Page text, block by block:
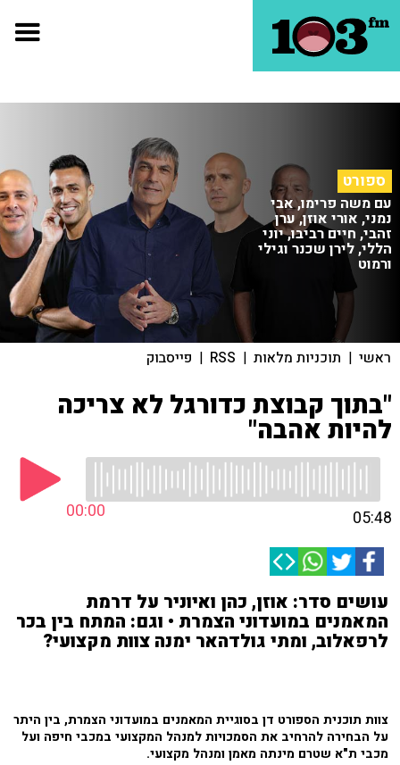
ספורט
עם משה פרימו, אבי
נמני, אורי אוזן, ערן
זהבי, חיים רביבו, יוני
הללי, לירן שכנר וגילי
ורמוט
ראשי | תוכניות מלאות |
RSS
| פייסבוק
"בתוך קבוצת כדורגל לא צריכה
להיות אהבה"
00:00 05:48
עושים סדר: אוזן, כהן ואיוניר על דרמת
המאמנים במועדוני הצמרת • וגם: המתח בין בכר
לרפאלוב, ומתי גולדהאר ימנה צוות מקצועי?
צוות תוכנית הספורט דן בסוגיית המאמנים במועדוני הצמרת, בין היתר
על הבחירה להרחיב את הסמכויות למנהל המקצועי במכבי חיפה ועל
מכבי ת"א שטרם מינתה מאמן ומנהל מקצועי.